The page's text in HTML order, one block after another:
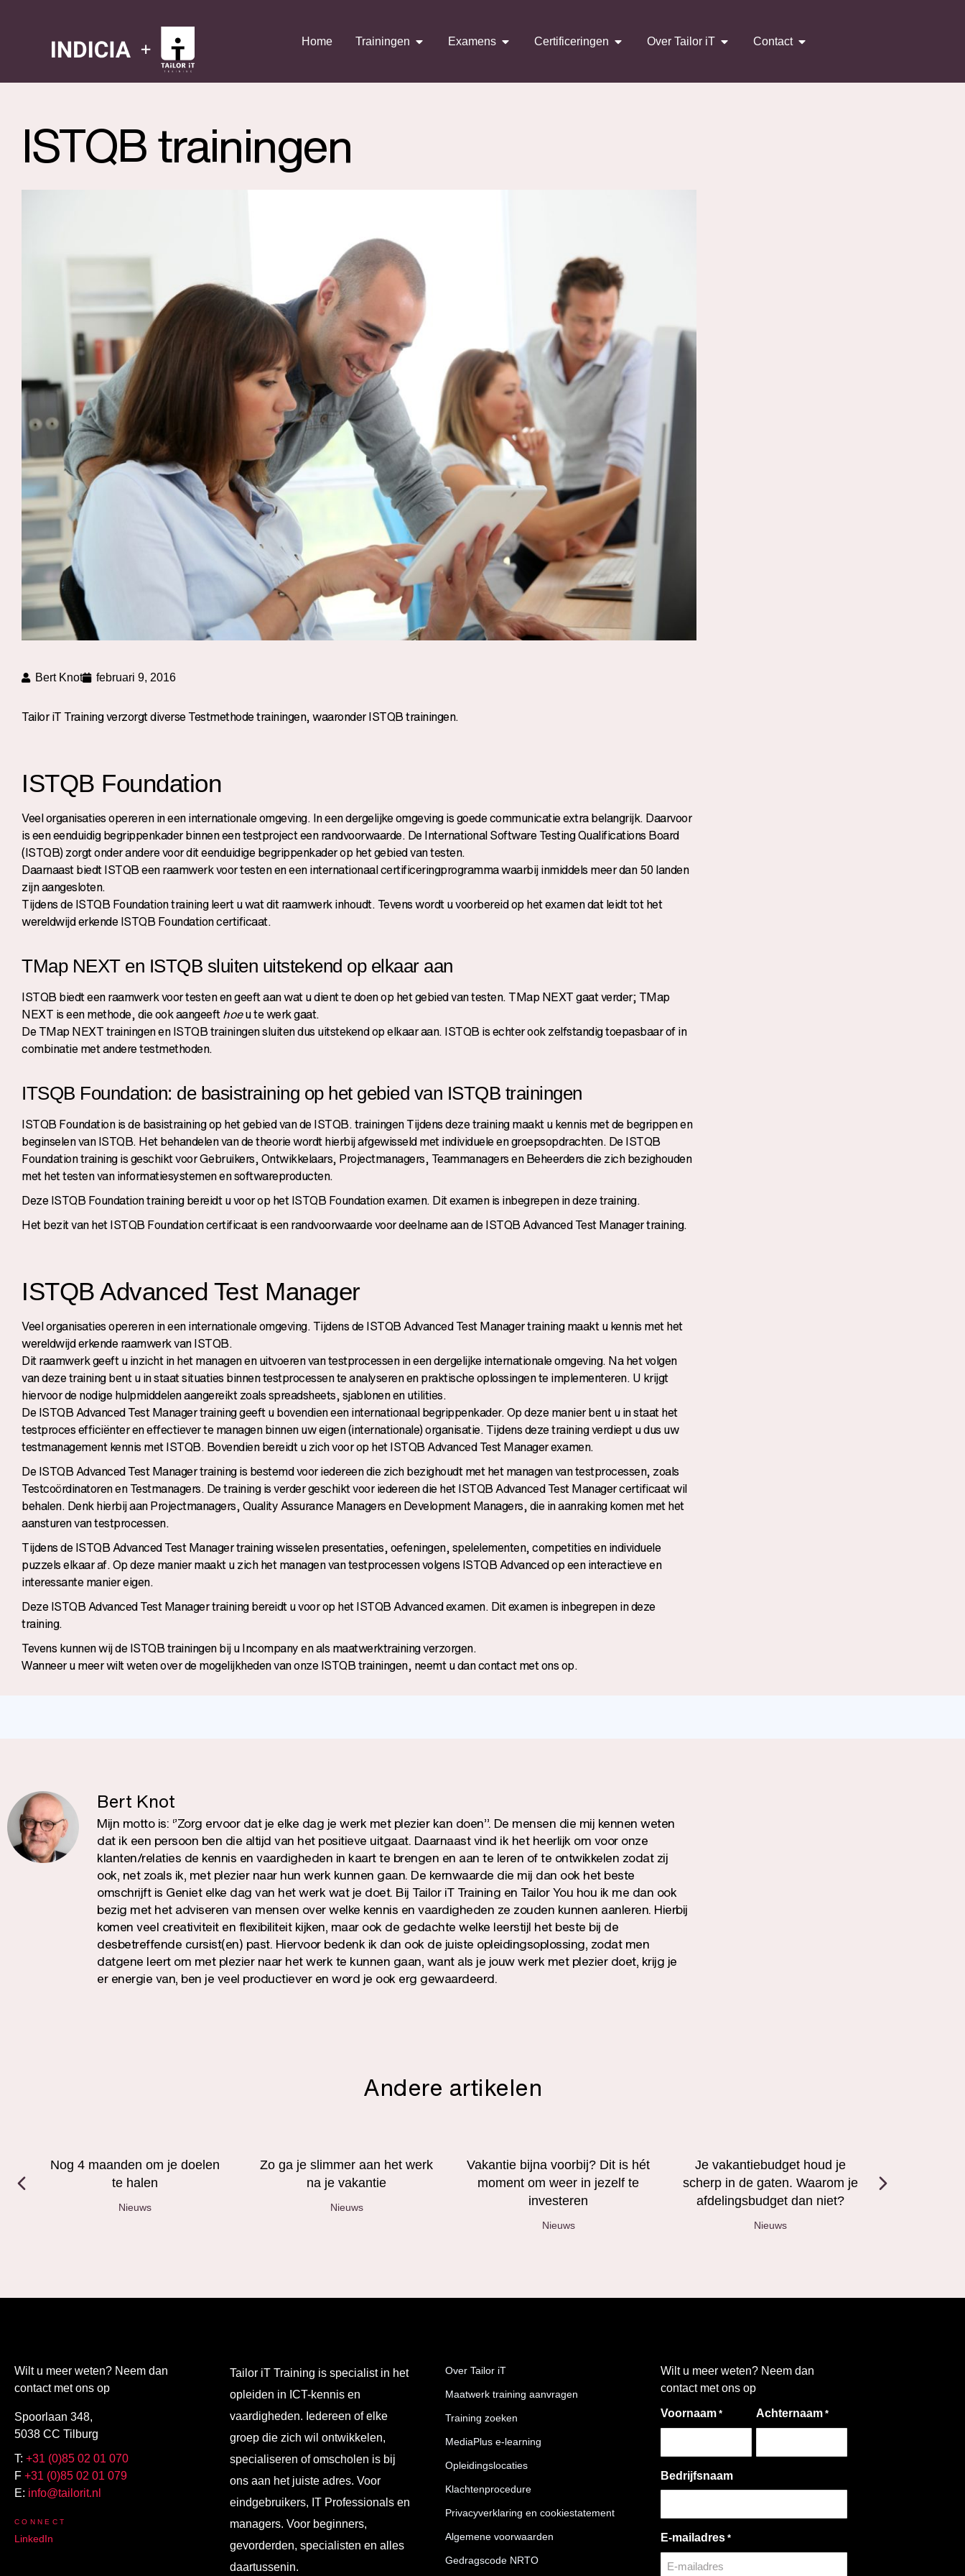
Home Trainingen Examens Certificeringen Over Tailor iT Contact
ISTQB trainingen
Bert Knot februari 9, 2016
Tailor iT Training verzorgt diverseTestmethode trainingen, waaronder ISTQB trainingen.
ISTQB Foundation
Veel organisaties opereren in een internationale omgeving. In een dergelijke omgeving is goede communicatie extra belangrijk. Daarvoor
is een eenduidig begrippenkader binnen een testproject een randvoorwaarde. De International Software Testing Qualifications Board
(ISTQB) zorgt onder andere voor dit eenduidige begrippenkader op het gebied van testen.
Daarnaast biedt ISTQB een raamwerk voor testen en een internationaal certificeringprogramma waarbij inmiddels meer dan 50 landen
zijn aangesloten.
Tijdens deISTQB Foundation trainingleert u wat dit raamwerk inhoudt. Tevens wordt u voorbereid op het examen dat leidt tot het
wereldwijd erkende ISTQB Foundation certificaat.
TMap NEXT en ISTQB sluiten uitstekend op elkaar aan
ISTQB biedt een raamwerk voor testen en geeft aan wat u dient te doen op het gebied van testen. TMap NEXT gaat verder; TMap
NEXT is een methode, die ook aangeefthoeu te werk gaat.
DeTMap NEXT trainingenen ISTQB trainingen sluiten dus uitstekend op elkaar aan. ISTQB is echter ook zelfstandig toepasbaar of in
combinatie met andere testmethoden.
ITSQB Foundation: de basistraining op het gebied van ISTQB trainingen
ISTQB Foundation is de basistraining op het gebied van de ISTQB. trainingen Tijdens deze training maakt u kennis met de begrippen en
beginselen van ISTQB. Het behandelen van de theorie wordt hierbij afgewisseld met individuele en groepsopdrachten. De ISTQB
Foundation training is geschikt voor Gebruikers, Ontwikkelaars, Projectmanagers, Teammanagers en Beheerders die zich bezighouden
met het testen van informatiesystemen en softwareproducten.
Deze ISTQB Foundation training bereidt u voor op het ISTQB Foundation examen. Dit examen is inbegrepen in deze training.
Het bezit van het ISTQB Foundation certificaat is een randvoorwaarde voor deelname aan deISTQB Advanced Test Manager training.
ISTQB Advanced Test Manager
Veel organisaties opereren in een internationale omgeving. Tijdens de ISTQB Advanced Test Manager training maakt u kennis met het
wereldwijd erkende raamwerk van ISTQB.
Dit raamwerk geeft u inzicht in het managen en uitvoeren van testprocessen in een dergelijke internationale omgeving. Na het volgen
van deze training bent u in staat situaties binnen testprocessen te analyseren en praktische oplossingen te implementeren. U krijgt
hiervoor de nodige hulpmiddelen aangereikt zoals spreadsheets, sjablonen en utilities.
De ISTQB Advanced Test Manager training geeft u bovendien een internationaal begrippenkader. Op deze manier bent u in staat het
testproces efficiënter en effectiever te managen binnen uw eigen (internationale) organisatie. Tijdens deze training verdiept u dus uw
testmanagement kennis met ISTQB. Bovendien bereidt u zich voor op het ISTQB Advanced Test Manager examen.
DeISTQB Advanced Test Manager trainingis bestemd voor iedereen die zich bezighoudt met het managen van testprocessen, zoals
Testcoördinatoren en Testmanagers. De training is verder geschikt voor iedereen die het ISTQB Advanced Test Manager certificaat wil
behalen. Denk hierbij aan Projectmanagers, Quality Assurance Managers en Development Managers, die in aanraking komen met het
aansturen van testprocessen.
Tijdens de ISTQB Advanced Test Manager training wisselen presentaties, oefeningen, spelelementen, competities en individuele
puzzels elkaar af. Op deze manier maakt u zich het managen van testprocessen volgens ISTQB Advanced op een interactieve en
interessante manier eigen.
Deze ISTQB Advanced Test Manager training bereidt u voor op het ISTQB Advanced examen. Dit examen is inbegrepen in deze
training.
Tevens kunnen wij de ISTQB trainingen bij u Incompany en als maatwerktraining verzorgen.
Wanneer u meer wilt weten over de mogelijkheden van onze ISTQB trainingen, neemt u dan contact met ons op.
Bert Knot
Mijn motto is: ‘’Zorg ervoor dat je elke dag je werk met plezier kan doen’’. De mensen die mij kennen weten
dat ik een persoon ben die altijd van het positieve uitgaat. Daarnaast vind ik het heerlijk om voor onze
klanten/relaties de kennis en vaardigheden in kaart te brengen en aan te leren of te ontwikkelen zodat zij
ook, net zoals ik, met plezier naar hun werk kunnen gaan. De kernwaarde die mij dan ook het beste
omschrijft is Geniet elke dag van het werk wat je doet. Bij Tailor iT Training en Tailor You hou ik me dan ook
bezig met het adviseren van mensen over welke kennis en vaardigheden ze zouden kunnen aanleren. Hierbij
komen veel creativiteit en flexibiliteit kijken, maar ook de gedachte welke leerstijl het beste bij de
desbetreffende cursist(en) past. Hiervoor bedenk ik dan ook de juiste opleidingsoplossing, zodat men
datgene leert om met plezier naar het werk te kunnen gaan, want als je jouw werk met plezier doet, krijg je
er energie van, ben je veel productiever en word je ook erg gewaardeerd.
Andere artikelen
Nog 4 maanden om je doelen
te halen
Nieuws
Zo ga je slimmer aan het werk
na je vakantie
Nieuws
Vakantie bijna voorbij? Dit is hét
moment om weer in jezelf te
investeren
Nieuws
Je vakantiebudget houd je
scherp in de gaten. Waarom je
afdelingsbudget dan niet?
Nieuws
Wilt u meer weten? Neem dan
contact met ons op
Spoorlaan 348,
5038 CC Tilburg
T: +31 (0)85 02 01 070
F +31 (0)85 02 01 079
E: info@tailorit.nl
CONNECT
LinkedIn
Tailor iT Training is specialist in het
opleiden in ICT-kennis en
vaardigheden. Iedereen of elke
groep die zich wil ontwikkelen,
specialiseren of omscholen is bij
ons aan het juiste adres. Voor
eindgebruikers, IT Professionals en
managers. Voor beginners,
gevorderden, specialisten en alles
daartussenin.
Over Tailor iT
Maatwerk training aanvragen
Training zoeken
MediaPlus e-learning
Opleidingslocaties
Klachtenprocedure
Privacyverklaring en cookiestatement
Algemene voorwaarden
Gedragscode NRTO
Wilt u meer weten? Neem dan
contact met ons op
Voornaam * Achternaam *
Bedrijfsnaam
E-mailadres *